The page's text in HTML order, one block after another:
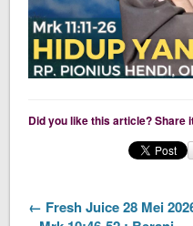
Did you like this article? Share
← Fresh Juice 28 Mei